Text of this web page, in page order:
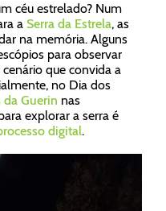
céu estrelado? Num
a Serra da Estrela, as
na memória. Alguns
para observar
que convida a
no Dia dos
da Guerin nas
explorar a serra é
digital.